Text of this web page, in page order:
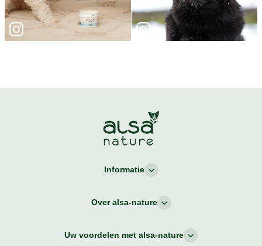
Informatie
Over alsa-nature
Uw voordelen met alsa-nature